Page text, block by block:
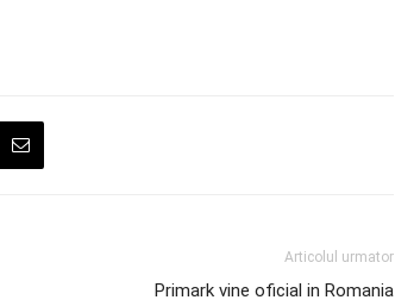
Articolul urmator
Primark vine oficial in Romania